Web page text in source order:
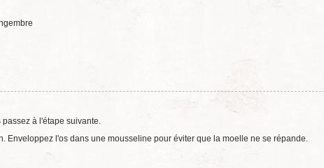
à l'étape suivante.
Enveloppez l'os dans une mousseline pour éviter que la moelle ne se répande.